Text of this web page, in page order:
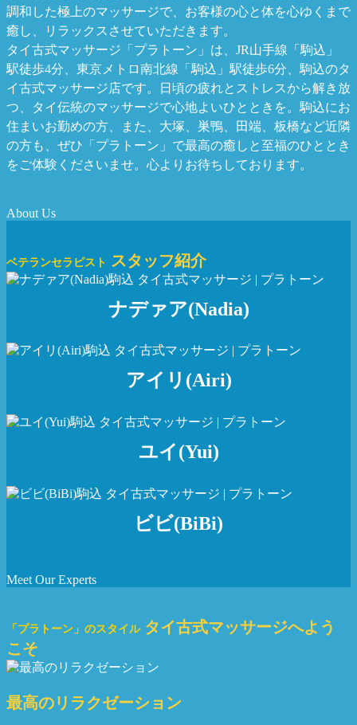
調和した極上のマッサージで、お客様の心と体を心ゆくまで
癒し、リラックスさせていただきます。
タイ古式マッサージ「プラトーン」は、JR山手線「駒込」
駅徒歩4分、東京メトロ南北線「駒込」駅徒歩6分、駒込のタ
イ古式マッサージ店です。日頃の疲れとストレスから解き放
つ、タイ伝統のマッサージで心地よいひとときを。駒込にお
住まいお勤めの方、また、大塚、巣鴨、田端、板橋など近隣
の方も、ぜひ「プラトーン」で最高の癒しと至福のひととき
をご体験くださいませ。心よりお待ちしております。
About Us
ベテランセラピスト スタッフ紹介
ナデァア(Nadia)
アイリ(Airi)
ユイ(Yui)
ビビ(BiBi)
Meet Our Experts
「プラトーン」のスタイル タイ古式マッサージへよう
こそ
最高のリラクゼーション